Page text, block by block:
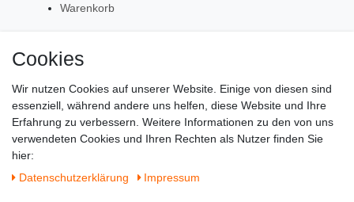
Warenkorb
Zahlung & Versand
Cookies
Wir nutzen Cookies auf unserer Website. Einige von diesen sind
essenziell, während andere uns helfen, diese Website und Ihre
Erfahrung zu verbessern. Weitere Informationen zu den von uns
verwendeten Cookies und Ihren Rechten als Nutzer finden Sie
hier:
Daten­schutz­erklärung
Impressum